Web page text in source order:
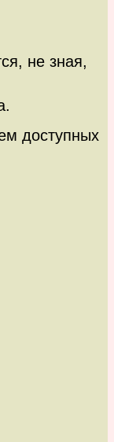
не зная,
доступных